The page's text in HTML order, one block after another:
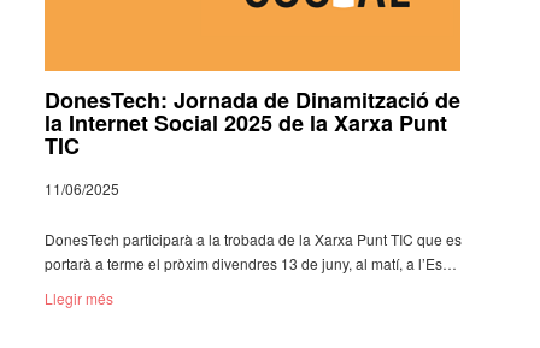
DonesTech: Jornada de Dinamització de
la Internet Social 2025 de la Xarxa Punt
TIC
11/06/2025
Dones­Tech parti­ci­parà a la trobada de la Xarxa Punt TIC que es
portarà a terme el pròxim diven­dres 13 de juny, al matí, a l’Es­…
Llegir més